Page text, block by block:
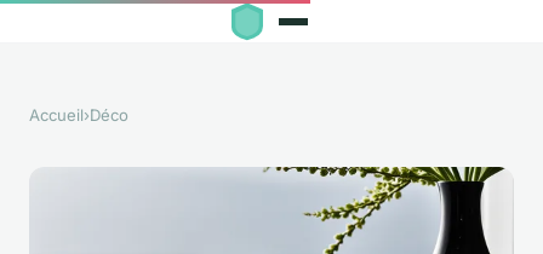
Accueil›Déco